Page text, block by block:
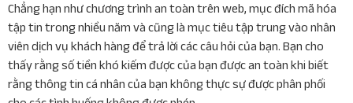
Chẳng hạn như chương trình an toàn trên web, mục đích mã hóa
tập tin trong nhiều năm và cũng là mục tiêu tập trung vào nhân
viên dịch vụ khách hàng để trả lời các câu hỏi của bạn. Bạn cho
thấy rằng số tiền khó kiếm được của bạn được an toàn khi biết
rằng thông tin cá nhân của bạn không thực sự được phân phối